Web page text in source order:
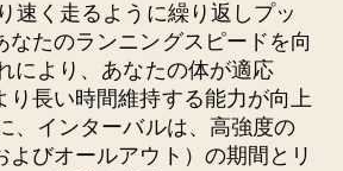
速く走るように繰り返しプッ
なたのランニングスピードを向
により、あなたの体が適応
り長い時間維持する能力が向上
、インターバルは、高強度の
よびオールアウト）の期間とリ